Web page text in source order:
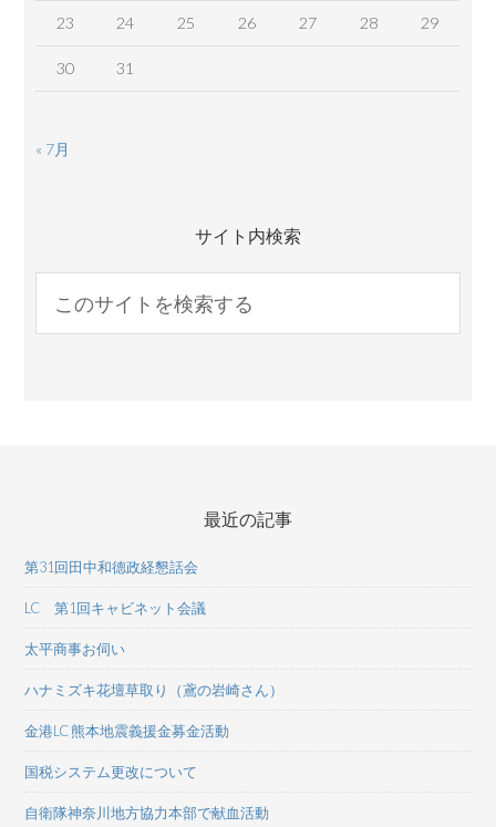
23 24 25 26 27 28 29
30 31
« 7月
サイト内検索
最近の記事
第31回田中和德政経懇話会
LC 第1回キャビネット会議
太平商事お伺い
ハナミズキ花壇草取り（鳶の岩崎さん）
金港LC 熊本地震義援金募金活動
国税システム更改について
自衛隊神奈川地方協力本部で献血活動